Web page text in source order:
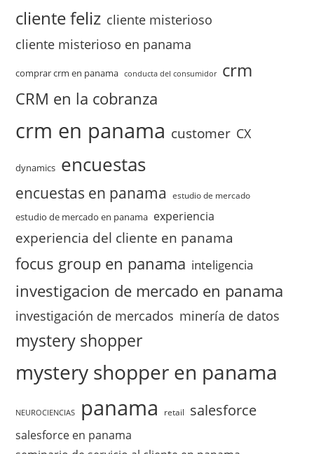
cliente feliz cliente misterioso
cliente misterioso en panama
comprar crm en panama conducta del consumidor crm
CRM en la cobranza
crm en panama customer CX
dynamics encuestas
encuestas en panama estudio de mercado
estudio de mercado en panama experiencia
experiencia del cliente en panama
focus group en panama inteligencia
investigacion de mercado en panama
investigación de mercados minería de datos
mystery shopper
mystery shopper en panama
NEUROCIENCIAS panama retail salesforce
salesforce en panama